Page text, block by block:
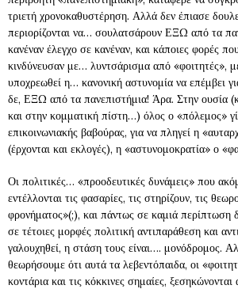
τριετή χρονοκαθυστέρηση. Αλλά δεν έπιασε
περιορίζονται να… σουλατσάρουν ΕΞΩ από τα
κανέναν έλεγχο σε κανέναν, και κάποιες φορές
κινδύνευσαν με… λυντσάρισμα από «φοιτητές»,
υποχρεωθεί η… κανονική αστυνομία να επέμβει
δε, ΕΞΩ από τα πανεπιστήμια! Άρα. Στην ουσία
και στην κομματική πίστη…) όλος ο «πόλεμος»
επικοινωνιακής βαβούρας, για να πληγεί η
(έρχονται και εκλογές), η «αστυνομοκρατία» ο
Οι πολιτικές… «προοδευτικές δυνάμεις» που
εντέλλονται τις φασαρίες, τις στηρίζουν, τις
φρονήματος»(;), και πάντως σε καμιά περίπτωση
σε τέτοιες μορφές πολιτική αντιπαράθεση και
γαλουχηθεί, η στάση τους είναι…. μονόδρομος.
θεωρήσουμε ότι αυτά τα λεβεντόπαιδα, οι
κοντάρια και τις κόκκινες σημαίες,